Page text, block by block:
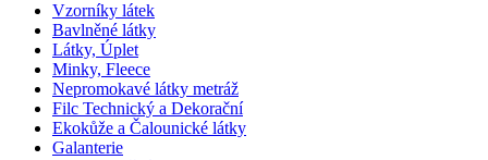
Vzorníky látek
Bavlněné látky
Látky, Úplet
Minky, Fleece
Nepromokavé látky metráž
Filc Technický a Dekorační
Ekokůže a Čalounické látky
Galanterie